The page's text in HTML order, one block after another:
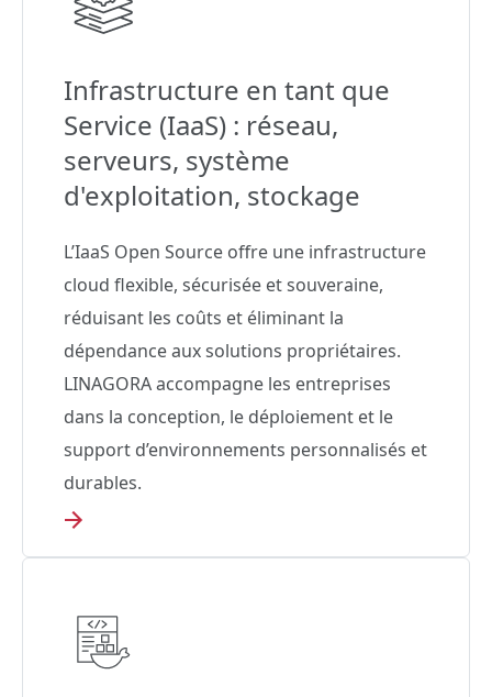
Infrastructure en tant que
Service (IaaS) : réseau,
serveurs, système
d'exploitation, stockage
L’IaaS Open Source offre une infrastructure
cloud flexible, sécurisée et souveraine,
réduisant les coûts et éliminant la
dépendance aux solutions propriétaires.
LINAGORA accompagne les entreprises
dans la conception, le déploiement et le
support d’environnements personnalisés et
durables.